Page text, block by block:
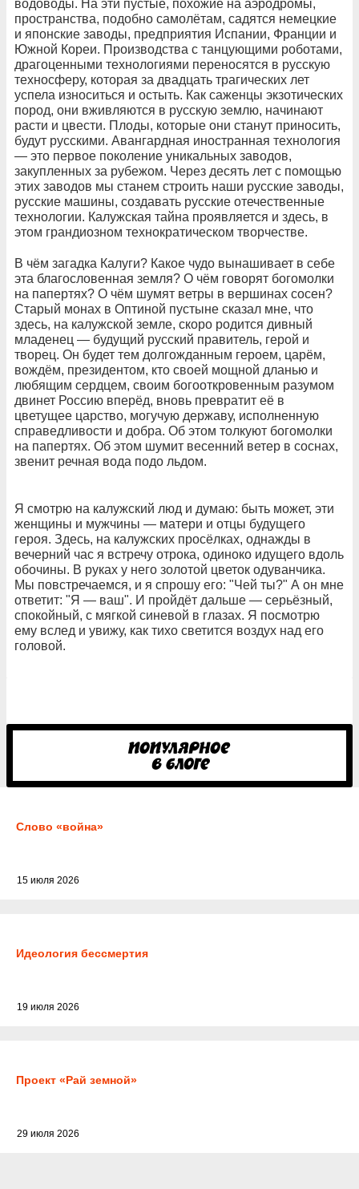
водоводы. На эти пустые, похожие на аэродромы,
пространства, подобно самолётам, садятся немецкие
и японские заводы, предприятия Испании, Франции и
Южной Кореи. Производства с танцующими роботами,
драгоценными технологиями переносятся в русскую
техносферу, которая за двадцать трагических лет
успела износиться и остыть. Как саженцы экзотических
пород, они вживляются в русскую землю, начинают
расти и цвести. Плоды, которые они станут приносить,
будут русскими. Авангардная иностранная технология
— это первое поколение уникальных заводов,
закупленных за рубежом. Через десять лет с помощью
этих заводов мы станем строить наши русские заводы,
русские машины, создавать русские отечественные
технологии. Калужская тайна проявляется и здесь, в
этом грандиозном технократическом творчестве.
В чём загадка Калуги? Какое чудо вынашивает в себе
эта благословенная земля? О чём говорят богомолки
на папертях? О чём шумят ветры в вершинах сосен?
Старый монах в Оптиной пустыне сказал мне, что
здесь, на калужской земле, скоро родится дивный
младенец — будущий русский правитель, герой и
творец. Он будет тем долгожданным героем, царём,
вождём, президентом, кто своей мощной дланью и
любящим сердцем, своим богооткровенным разумом
двинет Россию вперёд, вновь превратит её в
цветущее царство, могучую державу, исполненную
справедливости и добра. Об этом толкуют богомолки
на папертях. Об этом шумит весенний ветер в соснах,
звенит речная вода подо льдом.
Я смотрю на калужский люд и думаю: быть может, эти
женщины и мужчины — матери и отцы будущего
героя. Здесь, на калужских просёлках, однажды в
вечерний час я встречу отрока, одиноко идущего вдоль
обочины. В руках у него золотой цветок одуванчика.
Мы повстречаемся, и я спрошу его: "Чей ты?" А он мне
ответит: "Я — ваш". И пройдёт дальше — серьёзный,
спокойный, с мягкой синевой в глазах. Я посмотрю
ему вслед и увижу, как тихо светится воздух над его
головой.
Слово «война»
15 июля 2026
Идеология бессмертия
19 июля 2026
Проект «Рай земной»
29 июля 2026